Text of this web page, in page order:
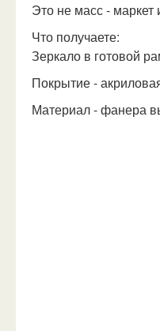
Это не масс - маркет
Что получаете:
Зеркало в готовой
Покрытие -
Материал - фанера